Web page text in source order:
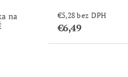
na
€5,28 bez DPH
€6,49